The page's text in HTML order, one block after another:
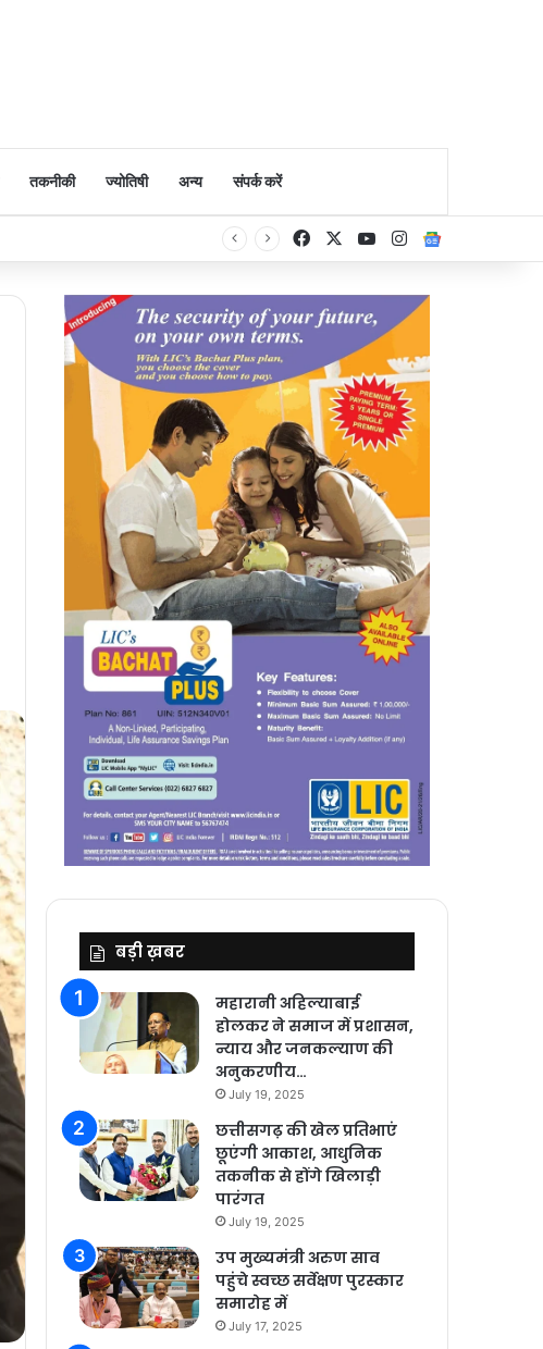
तकनीकी ज्योतिषी अन्य संपर्क करें
FacebookYouTubeInstagram
बड़ी ख़बर
महारानी अहिल्याबाई
होलकर ने समाज में प्रशासन,
न्याय और जनकल्याण की
अनुकरणीय…
July 19, 2025
छत्तीसगढ़ की खेल प्रतिभाएं
छूएंगी आकाश, आधुनिक
तकनीक से होंगे खिलाड़ी
पारंगत
July 19, 2025
उप मुख्यमंत्री अरुण साव
पहुंचे स्वच्छ सर्वेक्षण पुरस्कार
समारोह में
July 17, 2025